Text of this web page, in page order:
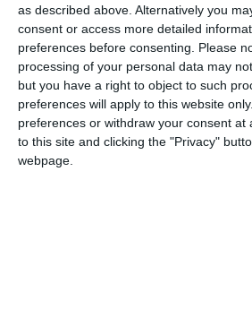
as described above. Alternatively you
consent or access more detailed
preferences before consenting. Please
processing of your personal data may
but you have a right to object to such
preferences will apply to this website
preferences or withdraw your consent at
to this site and clicking the "Privacy"
webpage.Această ordonanță nu este